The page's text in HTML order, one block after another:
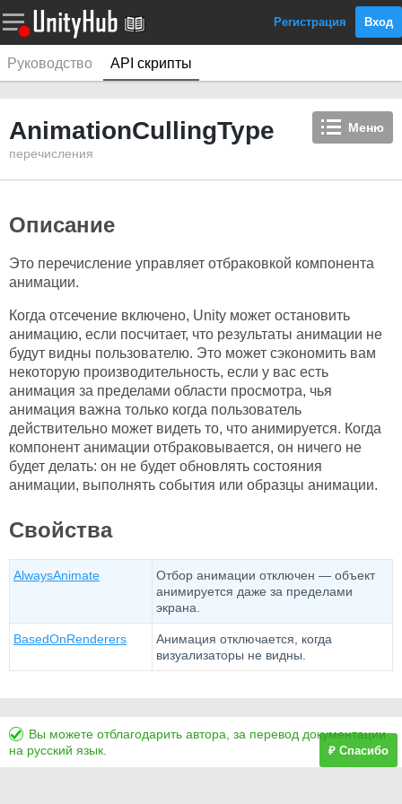
Регистрация Вход
Руководство API скрипты
Меню
AnimationCullingType
перечисления
Описание
Это перечисление управляет отбраковкой компонента
анимации.
Когда отсечение включено, Unity может остановить
анимацию, если посчитает, что результаты анимации не
будут видны пользователю. Это может сэкономить вам
некоторую производительность, если у вас есть
анимация за пределами области просмотра, чья
анимация важна только когда пользователь
действительно может видеть то, что анимируется. Когда
компонент анимации отбраковывается, он ничего не
будет делать: он не будет обновлять состояния
анимации, выполнять события или образцы анимации.
Свойства
AlwaysAnimate
Отбор анимации отключен — объект
анимируется даже за пределами
экрана.
BasedOnRenderers
Анимация отключается, когда
визуализаторы не видны.
Вы можете отблагодарить автора, за перевод документации
на русский язык.
₽ Спасибо